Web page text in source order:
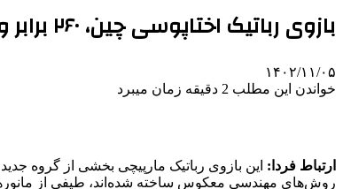
بازوی رباتیک اختاپوسی چین، ۲۶۰ برابر وزن خود را بلند کرد
۱۴۰۲/۱۱/۰۵
خواندن این مطلب 2 دقیقه زمان میبرد
ارتباط فردا: این بازوی رباتیک مارپیچی بخشی از گروه